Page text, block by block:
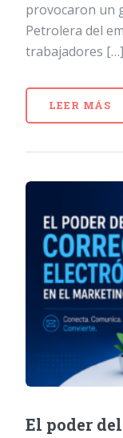
provocaron un
Petrolera del
trabajadores […]
LEER MÁS
El poder